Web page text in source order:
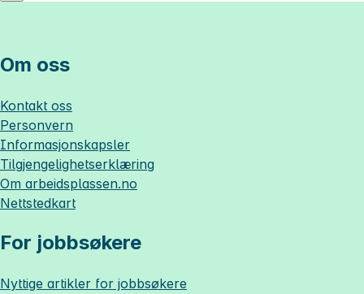
Om oss
Kontakt oss
Personvern
Informasjonskapsler
Tilgjengelighetserklæring
Om arbeidsplassen.no
Nettstedkart
For jobbsøkere
Nyttige artikler for jobbsøkere